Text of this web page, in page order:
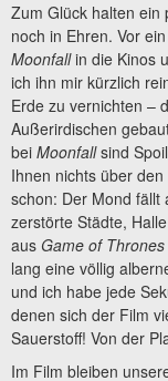
Zum Glück halten ein
noch in Ehren. Vor
Moonfallin die Kinos
ich ihn mir kürzlich
Erde zu vernichten –
Außerirdischen
bei Moonfallsind
Ihnen nichts über
schon: Der Mond fällt
zerstörte Städte,
aus Game of Thrones
lang eine völlig
und ich habe jede
denen sich der Film
Sauerstoff! Von der
Im Film bleiben